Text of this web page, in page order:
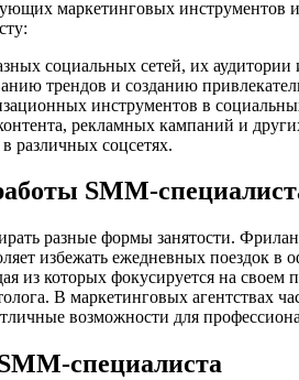
маркетинговых
социальных сетей, их аудитории
трендов и созданию
инструментов в
рекламных кампаний и
различных соцсетях.
SMM-
разные формы занятости.
избежать ежедневных поездок
из которых фокусируется на
В маркетинговых агентствах
возможности для
специалиста